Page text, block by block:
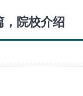
，院校介绍